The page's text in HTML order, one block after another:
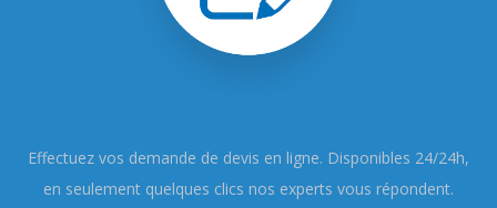
Effectuez vos demande de devis en ligne. Disponibles 24/24h,
en seulement quelques clics nos experts vous répondent.